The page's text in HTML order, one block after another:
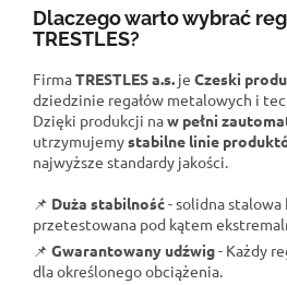
Dlaczego warto wybrać
TRESTLES?
FirmaTRESTLES a.s. je Czeski
dziedzinie regałów metalowych i
Dzięki produkcji naw pełni
utrzymujemystabilne linie
najwyższe standardy jakości.
📌 Duża stabilność- solidna
przetestowana pod kątem
📌 Gwarantowany udźwig- Każdy
dla określonego obciążenia.